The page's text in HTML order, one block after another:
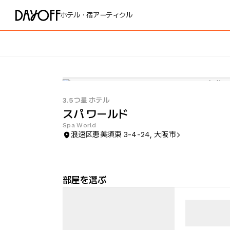
ホテル・宿アーティクル
3.5つ星 ホテル
スパ ワールド
Spa World
浪速区恵美須東 3-4-24, 大阪市
部屋を選ぶ